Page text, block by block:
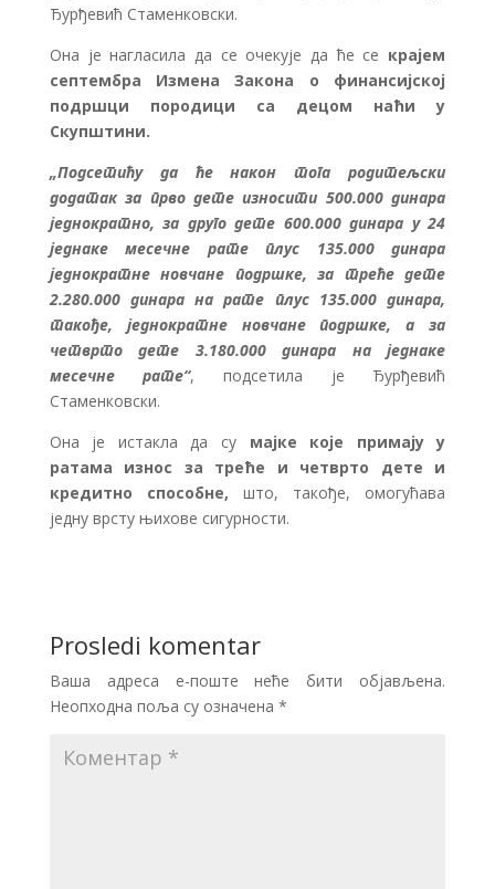
Ђурђевић Стаменковски.
Она је нагласила да се очекује да ће се крајем
септембра Измена Закона о финансијској
подршци породици са децом наћи у
Скупштини.
„Подсетићу да ће након тога родитељски
додатак за прво дете износити 500.000 динара
једнократно, за друго дете 600.000 динара у 24
једнаке месечне рате плус 135.000 динара
једнократне новчане подршке, за треће дете
2.280.000 динара на рате плус 135.000 динара,
такође, једнократне новчане подршке, а за
четврто дете 3.180.000 динара на једнаке
месечне рате“, подсетила је Ђурђевић
Стаменковски.
Она је истакла да су мајке
које примају у
ратама износ за треће и четврто дете и
кредитно способне, што, такође, омогућава
једну врсту њихове сигурности.
Prosledi komentar
Ваша адреса е-поште неће бити објављена.
Неопходна поља су означена *